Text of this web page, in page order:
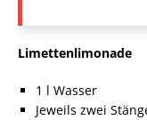
Limettenlimonade
1 l Wasser
Jeweils zwei